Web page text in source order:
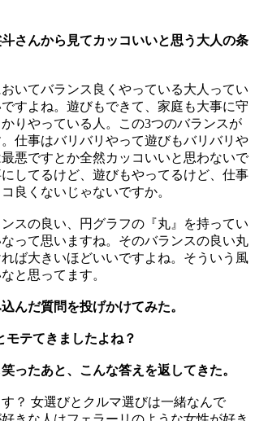
さんから見てカッコいいと思う大人の条
いてバランス良くやっている大人ってい
すよね。遊びもできて、家庭も大事に守
りやっている人。この3つのバランスが
仕事はバリバリやって遊びもバリバリや
悪ですとか全然カッコいいと思わないで
してるけど、遊びもやってるけど、仕事
良くないじゃないですか。
スの良い、円グラフの『丸』を持ってい
って思いますね。そのバランスの良い丸
ば大きいほどいいですよね。そういう風
と思ってます。
んだ質問を投げかけてみた。
テてきましたよね？
ったあと、こんな答えを返してきた。
？ 女選びとクルマ選びは一緒なんで